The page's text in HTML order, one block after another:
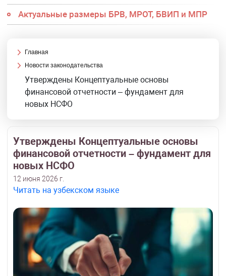
Актуальные размеры БРВ, МРОТ, БВИП и МПР
Главная
Новости законодательства
Утверждены Концептуальные основы
финансовой отчетности – фундамент для
новых НСФО
Утверждены Концептуальные основы
финансовой отчетности – фундамент для
новых НСФО
12 июня 2026 г.
Читать на узбекском языке